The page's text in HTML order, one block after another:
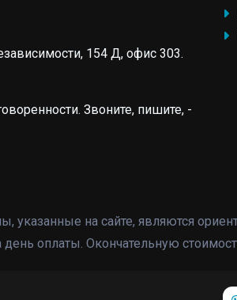
154 Д, офис 303.
Звоните, пишите, -
указанные на сайте, являются
день оплаты. Окончательную